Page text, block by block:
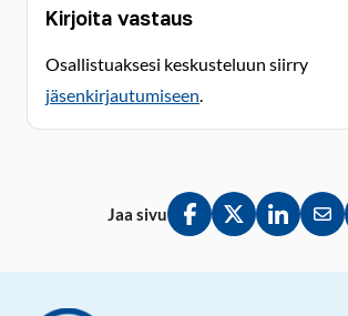
Kirjoita vastaus
Osallistuaksesi keskusteluun siirry
jäsenkirjautumiseen.
Jaa sivu
Jaa Facebookissa
Jaa Twitterissä
Jaa